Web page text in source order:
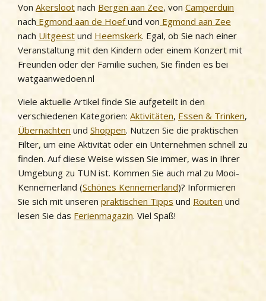
Von Akersloot nach Bergen aan Zee, von Camperduin
nach Egmond aan de Hoefund von Egmond aan Zee
nach Uitgeest und Heemskerk. Egal, ob Sie nach einer
Veranstaltung mit den Kindern oder einem Konzert mit
Freunden oder der Familie suchen, Sie finden es bei
watgaanwedoen.nl
Viele aktuelle Artikel finde Sie aufgeteilt in den
verschiedenen Kategorien: Aktivitäten, Essen & Trinken,
Übernachten und Shoppen. Nutzen Sie die praktischen
Filter, um eine Aktivität oder ein Unternehmen schnell zu
finden. Auf diese Weise wissen Sie immer, was in Ihrer
Umgebung zu TUN ist. Kommen Sie auch mal zu Mooi-
Kennemerland (Schönes Kennemerland)? Informieren
Sie sich mit unseren praktischen Tipps und Routen und
lesen Sie das Ferienmagazin. Viel Spaß!